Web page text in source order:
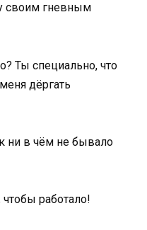
своим гневным
Ты специально, что
дёргать
ни в чём не бывало
чтобы работало!